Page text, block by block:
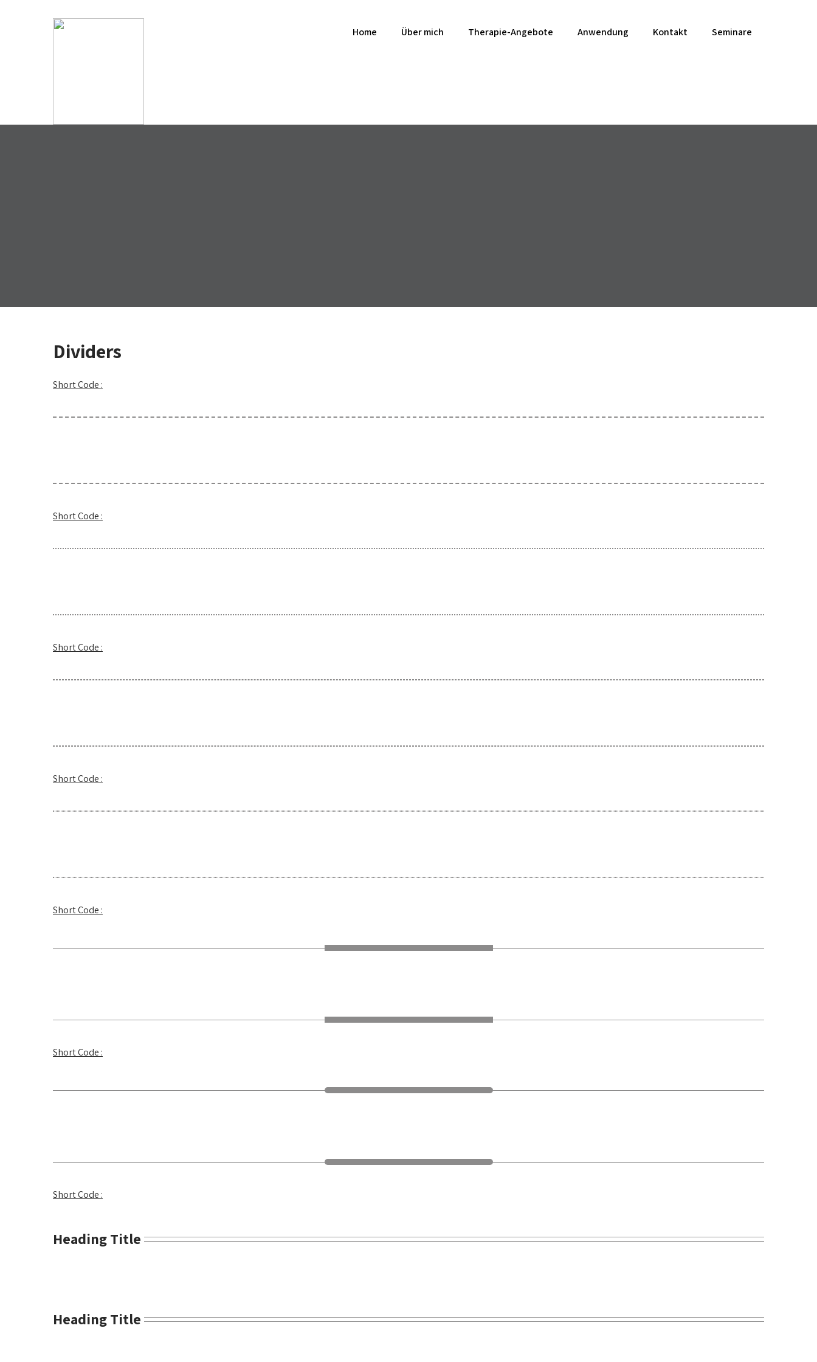
Home Über mich Therapie-Angebote Anwendung Kontakt Seminare
Dividers
Short Code :
Short Code :
Short Code :
Short Code :
Short Code :
Short Code :
Short Code :
Heading Title
Heading Title